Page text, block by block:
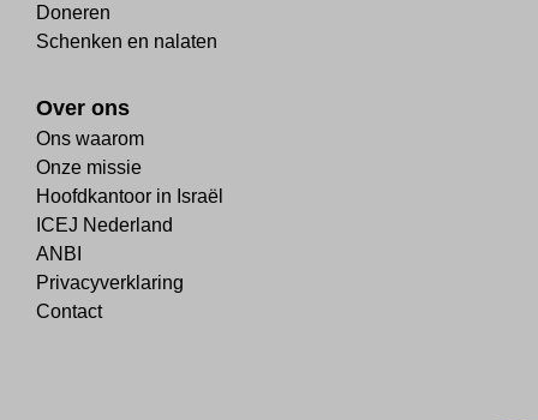
Doneren
Schenken en nalaten
Over ons
Ons waarom
Onze missie
Hoofdkantoor in Israël
ICEJ Nederland
ANBI
Privacyverklaring
Contact